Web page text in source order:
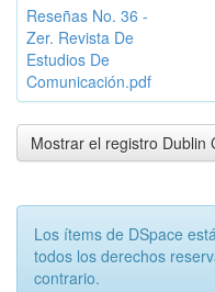
Reseñas No. 36 -
Zer. Revista De
Estudios De
Comunicación.pdf
Mostrar el registro Dublin
Los ítems de DSpace
todos los derechos
contrario.